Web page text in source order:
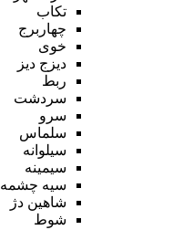
تکاب
چهاربرج
خوی
دیزج دیز
ربط
سردشت
سرو
سلماس
سیلوانه
سیمینه
سیه چشمه
شاهین دژ
شوط